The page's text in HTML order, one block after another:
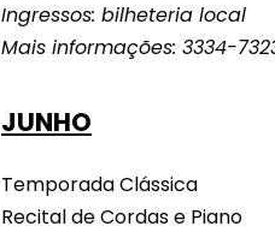
Ingressos: bilheteria local
Mais informações: 3334-
JUNHO
Temporada Clássica
Recital de Cordas e Piano